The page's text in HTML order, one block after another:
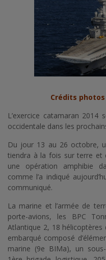
Crédits
L’exercice catamaran
occidentale dans les
Du jour 13 au 26 octobre,
tiendra à la fois sur terre et
une opération amphibie
comme l’a indiqué
communiqué.
La marine et l’armée de
porte-avions, les BPC
Atlantique 2, 18 hélicoptères
embarqué composé
marine (9e BIMa), un